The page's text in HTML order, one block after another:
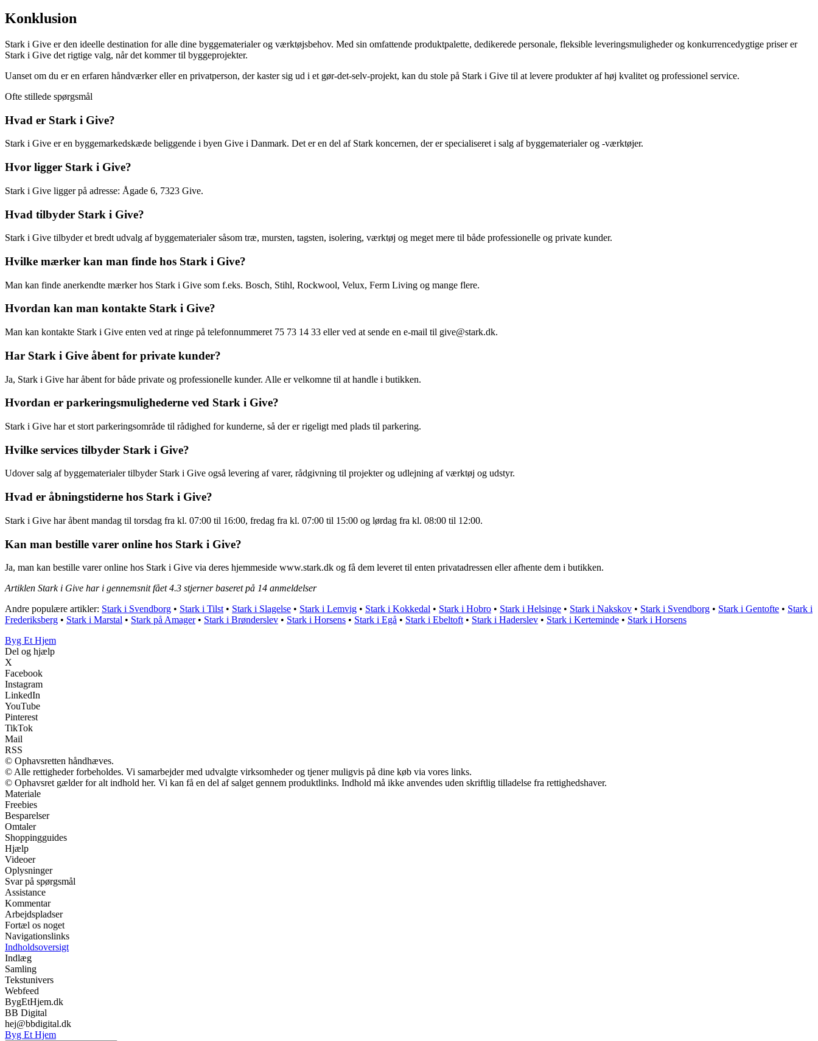
Konklusion
Stark i Give er den ideelle destination for alle dine byggematerialer og værktøjsbehov. Med sin omfattende produktpalette, dedikerede personale, fleksible leveringsmuligheder og konkurrencedygtige priser er
Stark i Give det rigtige valg, når det kommer til byggeprojekter.
Uanset om du er en erfaren håndværker eller en privatperson, der kaster sig ud i et gør-det-selv-projekt, kan du stole på Stark i Give til at levere produkter af høj kvalitet og professionel service.
Ofte stillede spørgsmål
Hvad er Stark i Give?
Stark i Give er en byggemarkedskæde beliggende i byen Give i Danmark. Det er en del af Stark koncernen, der er specialiseret i salg af byggematerialer og -værktøjer.
Hvor ligger Stark i Give?
Stark i Give ligger på adresse: Ågade 6, 7323 Give.
Hvad tilbyder Stark i Give?
Stark i Give tilbyder et bredt udvalg af byggematerialer såsom træ, mursten, tagsten, isolering, værktøj og meget mere til både professionelle og private kunder.
Hvilke mærker kan man finde hos Stark i Give?
Man kan finde anerkendte mærker hos Stark i Give som f.eks. Bosch, Stihl, Rockwool, Velux, Ferm Living og mange flere.
Hvordan kan man kontakte Stark i Give?
Man kan kontakte Stark i Give enten ved at ringe på telefonnummeret 75 73 14 33 eller ved at sende en e-mail til give@stark.dk.
Har Stark i Give åbent for private kunder?
Ja, Stark i Give har åbent for både private og professionelle kunder. Alle er velkomne til at handle i butikken.
Hvordan er parkeringsmulighederne ved Stark i Give?
Stark i Give har et stort parkeringsområde til rådighed for kunderne, så der er rigeligt med plads til parkering.
Hvilke services tilbyder Stark i Give?
Udover salg af byggematerialer tilbyder Stark i Give også levering af varer, rådgivning til projekter og udlejning af værktøj og udstyr.
Hvad er åbningstiderne hos Stark i Give?
Stark i Give har åbent mandag til torsdag fra kl. 07:00 til 16:00, fredag fra kl. 07:00 til 15:00 og lørdag fra kl. 08:00 til 12:00.
Kan man bestille varer online hos Stark i Give?
Ja, man kan bestille varer online hos Stark i Give via deres hjemmeside www.stark.dk og få dem leveret til enten privatadressen eller afhente dem i butikken.
Artiklen Stark i Give har i gennemsnit fået4.3 stjerner baseret på 14 anmeldelser
Andre populære artikler: Stark i Svendborg • Stark i Tilst • Stark i Slagelse • Stark i Lemvig • Stark i Kokkedal • Stark i Hobro • Stark i Helsinge • Stark i Nakskov • Stark i Svendborg • Stark i Gentofte • Stark i
Frederiksberg • Stark i Marstal • Stark på Amager• Stark i Brønderslev • Stark i Horsens • Stark i Egå • Stark i Ebeltoft • Stark i Haderslev • Stark i Kerteminde • Stark i Horsens
Byg Et Hjem
Del og hjælp
X
Facebook
Instagram
LinkedIn
YouTube
Pinterest
TikTok
Mail
RSS
© Ophavsretten håndhæves.
© Alle rettigheder forbeholdes. Vi samarbejder med udvalgte virksomheder og tjener muligvis på dine køb via vores links.
© Ophavsret gælder for alt indhold her. Vi kan få en del af salget gennem produktlinks. Indhold må ikke anvendes uden skriftlig tilladelse fra rettighedshaver.
Materiale
Freebies
Besparelser
Omtaler
Shoppingguides
Hjælp
Videoer
Oplysninger
Svar på spørgsmål
Assistance
Kommentar
Arbejdspladser
Fortæl os noget
Navigationslinks
Indholdsoversigt
Indlæg
Samling
Tekstunivers
Webfeed
BygEtHjem.dk
BB Digital
hej@bbdigital.dk
Byg Et Hjem